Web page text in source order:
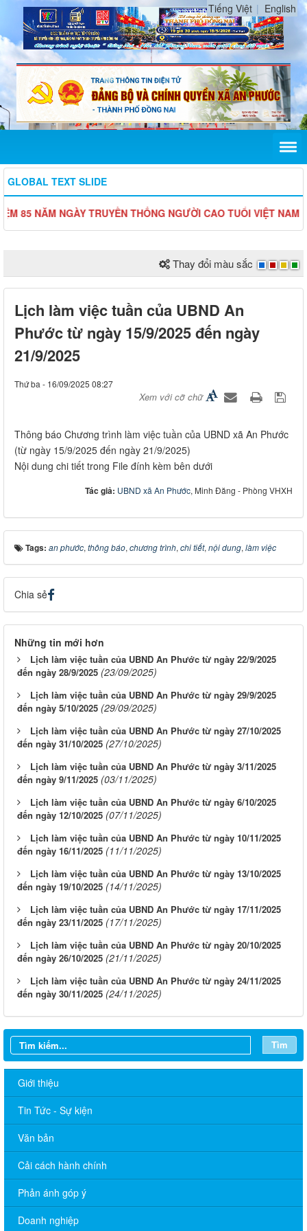
Tiếng Việt English
GLOBAL TEXT SLIDE
NĂM NGÀY TRUYỀN THỐNG NGƯỜI CAO TUỔI VIỆT NAM
Thay đổi màu sắc
Lịch làm việc tuần của UBND An
Phước từ ngày 15/9/2025 đến ngày
21/9/2025
Thứ ba - 16/09/2025 08:27
Xem với cỡ chữ
Thông báo Chương trình làm việc tuần của UBND xã An Phước
(từ ngày 15/9/2025 đến ngày 21/9/2025)
Nội dung chi tiết trong File đính kèm bên dưới
Tác giả: UBND xã An Phước, Minh Đăng - Phòng VHXH
Tags: an phước, thông báo, chương trình, chi tiết, nội dung, làm việc
Chia sẻ
Những tin mới hơn
Lịch làm việc tuần của UBND An Phước từ ngày 22/9/2025
đến ngày 28/9/2025 (23/09/2025)
Lịch làm việc tuần của UBND An Phước từ ngày 29/9/2025
đến ngày 5/10/2025 (29/09/2025)
Lịch làm việc tuần của UBND An Phước từ ngày 27/10/2025
đến ngày 31/10/2025 (27/10/2025)
Lịch làm việc tuần của UBND An Phước từ ngày 3/11/2025
đến ngày 9/11/2025 (03/11/2025)
Lịch làm việc tuần của UBND An Phước từ ngày 6/10/2025
đến ngày 12/10/2025 (07/11/2025)
Lịch làm việc tuần của UBND An Phước từ ngày 10/11/2025
đến ngày 16/11/2025 (11/11/2025)
Lịch làm việc tuần của UBND An Phước từ ngày 13/10/2025
đến ngày 19/10/2025 (14/11/2025)
Lịch làm việc tuần của UBND An Phước từ ngày 17/11/2025
đến ngày 23/11/2025 (17/11/2025)
Lịch làm việc tuần của UBND An Phước từ ngày 20/10/2025
đến ngày 26/10/2025 (21/11/2025)
Lịch làm việc tuần của UBND An Phước từ ngày 24/11/2025
đến ngày 30/11/2025 (24/11/2025)
Tìm
Giới thiệu
Tin Tức - Sự kiện
Văn bản
Cải cách hành chính
Phản ánh góp ý
Doanh nghiệp
Lịch làm việc tuần của UBND An Phước từ ngày 01/12/2025
đến ngày 7/12/2025